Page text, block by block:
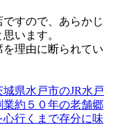
すので、あらかじ
います。
理由に断られてい
県水戸市のJR水戸
約５０年の老舗郷
行くまで存分に味